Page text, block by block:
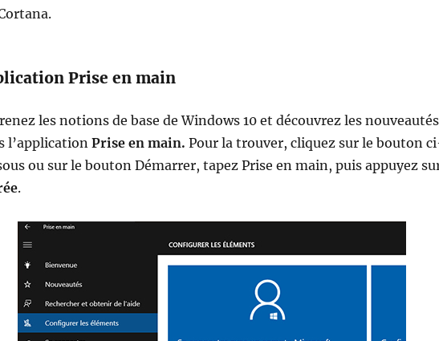
Prise en main
les notions de base de Windows 10 et découvrez les nouveautés
l’application Prise en main. Pour la trouver, cliquez sur le bouton
ou sur le bouton Démarrer, tapez Prise en main, puis appuyez
.